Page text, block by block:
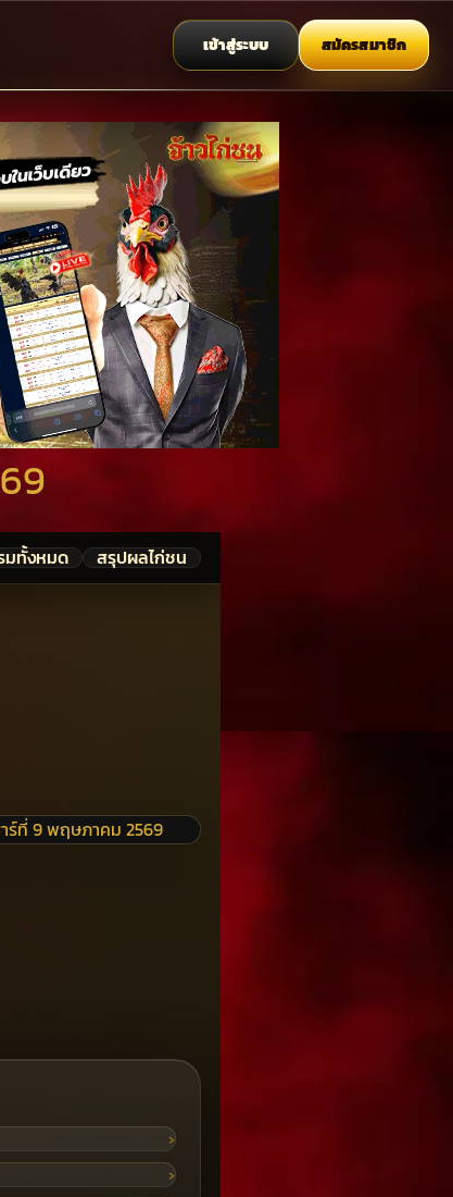
เข้าสู่ระบบ สมัครสมาชิก
มทั้งหมด สรุปผลไก่ชน